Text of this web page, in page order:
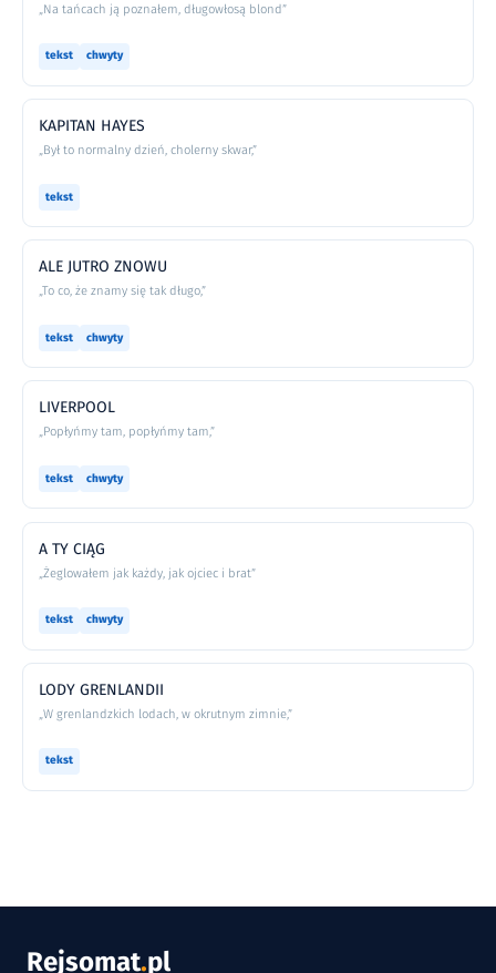
„Na tańcach ją poznałem, długowłosą blond”
tekst chwyty
KAPITAN HAYES
„Był to normalny dzień, cholerny skwar,”
tekst
ALE JUTRO ZNOWU
„To co, że znamy się tak długo,”
tekst chwyty
LIVERPOOL
„Popłyńmy tam, popłyńmy tam,”
tekst chwyty
A TY CIĄG
„Żeglowałem jak każdy, jak ojciec i brat”
tekst chwyty
LODY GRENLANDII
„W grenlandzkich lodach, w okrutnym zimnie,”
tekst
Rejsomat.pl